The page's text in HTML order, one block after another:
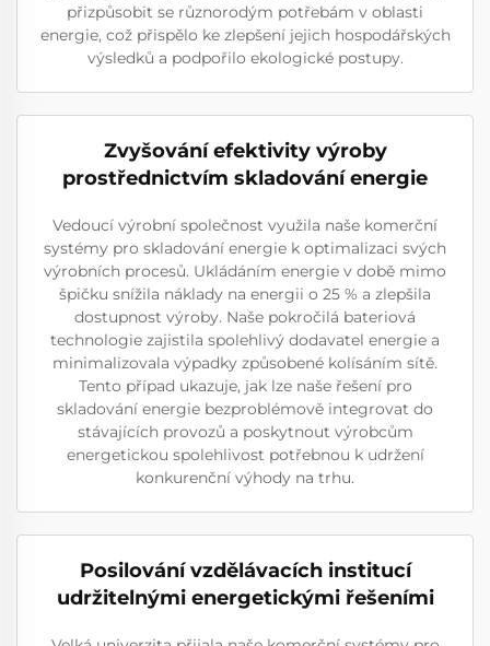
přizpůsobit se různorodým potřebám v oblasti
energie, což přispělo ke zlepšení jejich hospodářských
výsledků a podpořilo ekologické postupy.
Zvyšování efektivity výroby
prostřednictvím skladování energie
Vedoucí výrobní společnost využila naše komerční
systémy pro skladování energie k optimalizaci svých
výrobních procesů. Ukládáním energie v době mimo
špičku snížila náklady na energii o 25 % a zlepšila
dostupnost výroby. Naše pokročilá bateriová
technologie zajistila spolehlivý dodavatel energie a
minimalizovala výpadky způsobené kolísáním sítě.
Tento případ ukazuje, jak lze naše řešení pro
skladování energie bezproblémově integrovat do
stávajících provozů a poskytnout výrobcům
energetickou spolehlivost potřebnou k udržení
konkurenční výhody na trhu.
Posilování vzdělávacích institucí
udržitelnými energetickými řešeními